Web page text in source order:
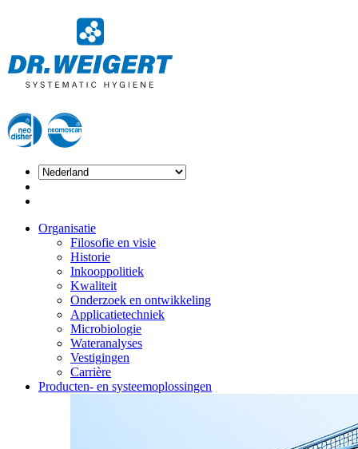
Organisatie
Filosofie en visie
Historie
Inkooppolitiek
Kwaliteit
Onderzoek en ontwikkeling
Applicatietechniek
Microbiologie
Wateranalyses
Vestigingen
Carrière
Producten- en systeemoplossingen